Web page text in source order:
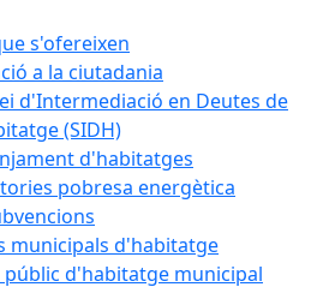
s'ofereixen
a la ciutadania
d'Intermediació en Deutes de
(SIDH)
d'habitatges
pobresa energètica
municipals d'habitatge
públic d'habitatge municipal